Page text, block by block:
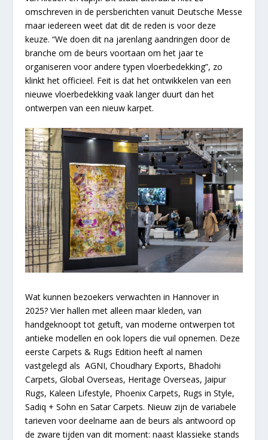
omschreven in de persberichten vanuit Deutsche Messe
maar iedereen weet dat dit de reden is voor deze
keuze. “We doen dit na jarenlang aandringen door de
branche om de beurs voortaan om het jaar te
organiseren voor andere typen vloerbedekking”, zo
klinkt het officieel. Feit is dat het ontwikkelen van een
nieuwe vloerbedekking vaak langer duurt dan het
ontwerpen van een nieuw karpet.
Wat kunnen bezoekers verwachten in Hannover in
2025? Vier hallen met alleen maar kleden, van
handgeknoopt tot getuft, van moderne ontwerpen tot
antieke modellen en ook lopers die vuil opnemen. Deze
eerste Carpets & Rugs Edition heeft al namen
vastgelegd als AGNI, Choudhary Exports, Bhadohi
Carpets, Global Overseas, Heritage Overseas, Jaipur
Rugs, Kaleen Lifestyle, Phoenix Carpets, Rugs in Style,
Sadiq + Sohn en Satar Carpets. Nieuw zijn de variabele
tarieven voor deelname aan de beurs als antwoord op
de zware tijden van dit moment: naast klassieke stands